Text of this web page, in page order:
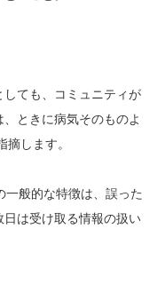
ても、コミュニティが
ときに病気そのものよ
します。
般的な特徴は、誤った
は受け取る情報の扱い